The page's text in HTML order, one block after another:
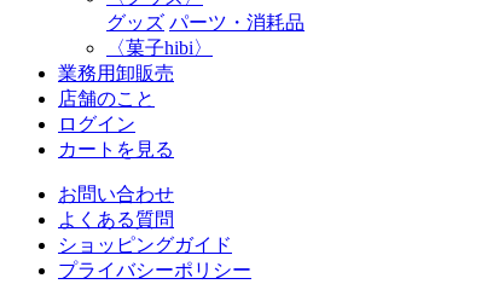
グッズ パーツ・消耗品
〈菓子hibi〉
業務用卸販売
店舗のこと
ログイン
カートを見る
お問い合わせ
よくある質問
ショッピングガイド
プライバシーポリシー